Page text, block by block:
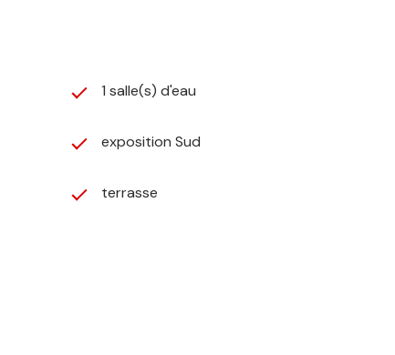
1 salle(s) d'eau
exposition Sud
terrasse